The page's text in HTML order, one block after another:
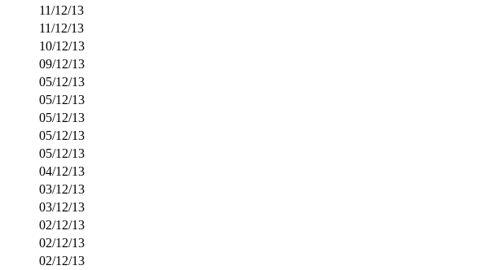
11/12/13
11/12/13
10/12/13
09/12/13
05/12/13
05/12/13
05/12/13
05/12/13
05/12/13
04/12/13
03/12/13
03/12/13
02/12/13
02/12/13
02/12/13